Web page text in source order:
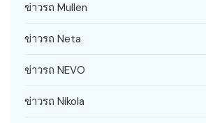
ข่าวรถ Mullen
ข่าวรถ Neta
ข่าวรถ NEVO
ข่าวรถ Nikola